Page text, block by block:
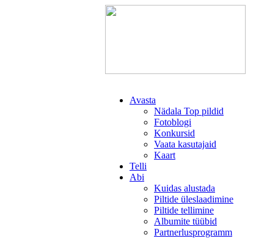
Avasta
Nädala Top pildid
Fotoblogi
Konkursid
Vaata kasutajaid
Kaart
Telli
Abi
Kuidas alustada
Piltide üleslaadimine
Piltide tellimine
Albumite tüübid
Partnerlusprogramm